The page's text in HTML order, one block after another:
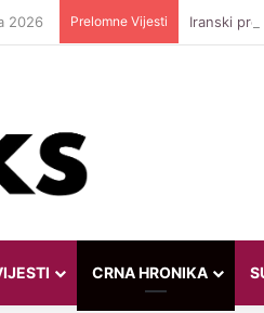
2026 Prelomne Vijesti Iranski
CRNA HRONIKA